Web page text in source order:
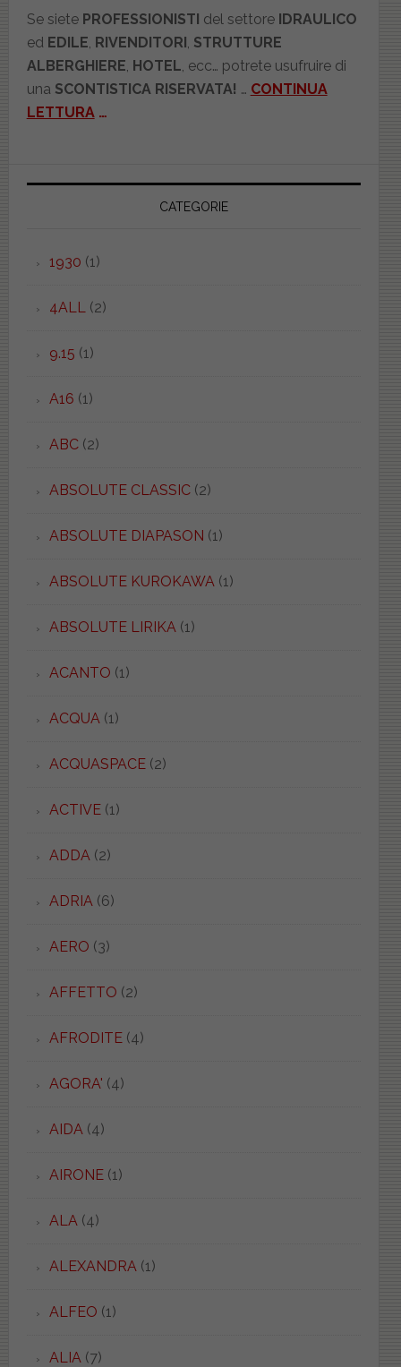
Se siete PROFESSIONISTI del settore IDRAULICO
ed EDILE RIVENDITORI STRUTTURE
ALBERGHIERE HOTEL , ecc… potrete usufruire di
una SCONTISTICA RISERVATA! … CONTINUA
LETTURA …
CATEGORIE
1930 (1)
4ALL (2)
9.15 (1)
A16 (1)
ABC(2)
ABSOLUTE CLASSIC(2)
ABSOLUTE DIAPASON (1)
ABSOLUTE KUROKAWA (1)
ABSOLUTE LIRIKA (1)
ACANTO (1)
ACQUA (1)
ACQUASPACE(2)
ACTIVE(1)
ADDA (2)
ADRIA (6)
AERO (3)
AFFETTO (2)
AFRODITE(4)
AGORA' (4)
AIDA (4)
AIRONE(1)
ALA (4)
ALEXANDRA (1)
ALFEO (1)
ALIA (7)